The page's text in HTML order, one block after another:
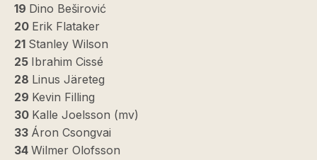
19 Dino Beširović
20 Erik Flataker
21 Stanley Wilson
25 Ibrahim Cissé
28 Linus Järeteg
29 Kevin Filling
30 Kalle Joelsson (mv)
33 Áron Csongvai
34 Wilmer Olofsson